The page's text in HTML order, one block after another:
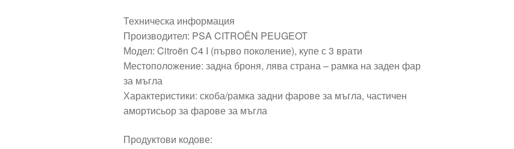
Техническа информация
Производител: PSA CITROËN PEUGEOT
Модел: Citroën C4 I (първо поколение), купе с 3 врати
Местоположение: задна броня, лява страна – рамка на заден фар
за мъгла
Характеристики: скоба/рамка задни фарове за мъгла, частичен
амортисьор за фарове за мъгла
Продуктови кодове: